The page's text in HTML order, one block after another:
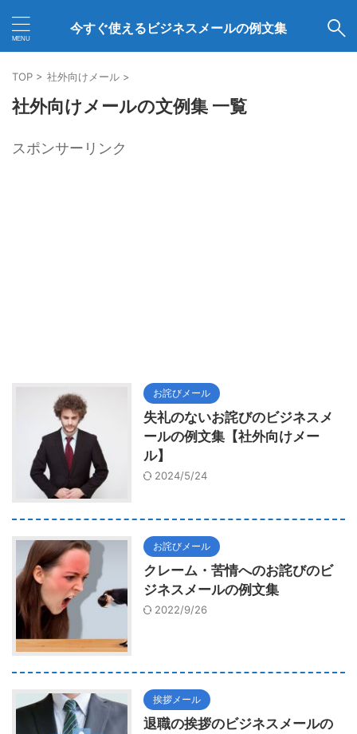
今すぐ使えるビジネスメールの例文集
TOP > 社外向けメール >
社外向けメールの文例集 一覧
スポンサーリンク
お詫びメール
失礼のないお詫びのビジネスメ
ールの例文集【社外向けメー
ル】
2024/5/24
お詫びメール
クレーム・苦情へのお詫びのビ
ジネスメールの例文集
2022/9/26
挨拶メール
退職の挨拶のビジネスメールの